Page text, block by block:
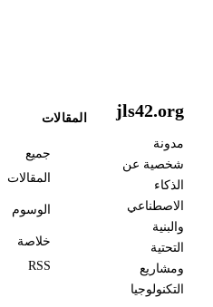
jls42.org
مدونة
شخصية عن
الذكاء
الاصطناعي
والبنية
التحتية
ومشاريع
التكنولوجيا
المقالات
جميع
المقالات
الوسوم
خلاصة
RSS